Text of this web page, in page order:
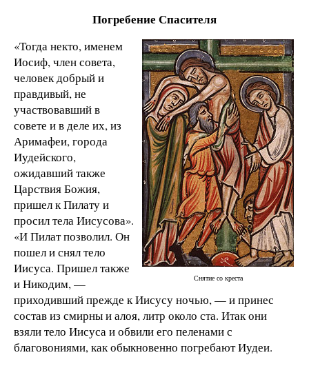
Погребение Спасителя
Снятие со креста
«Тогда некто, именем
Иосиф, член совета,
человек добрый и
правдивый, не
участвовавший в
совете и в деле их, из
Аримафеи, города
Иудейского,
ожидавший также
Царствия Божия,
пришел к Пилату и
просил тела Иисусова».
«И Пилат позволил. Он
пошел и снял тело
Иисуса. Пришел также
и Никодим, —
приходивший прежде к Иисусу ночью, — и принес
состав из смирны и алоя, литр около ста. Итак они
взяли тело Иисуса и обвили его пеленами с
благовониями, как обыкновенно погребают Иудеи.